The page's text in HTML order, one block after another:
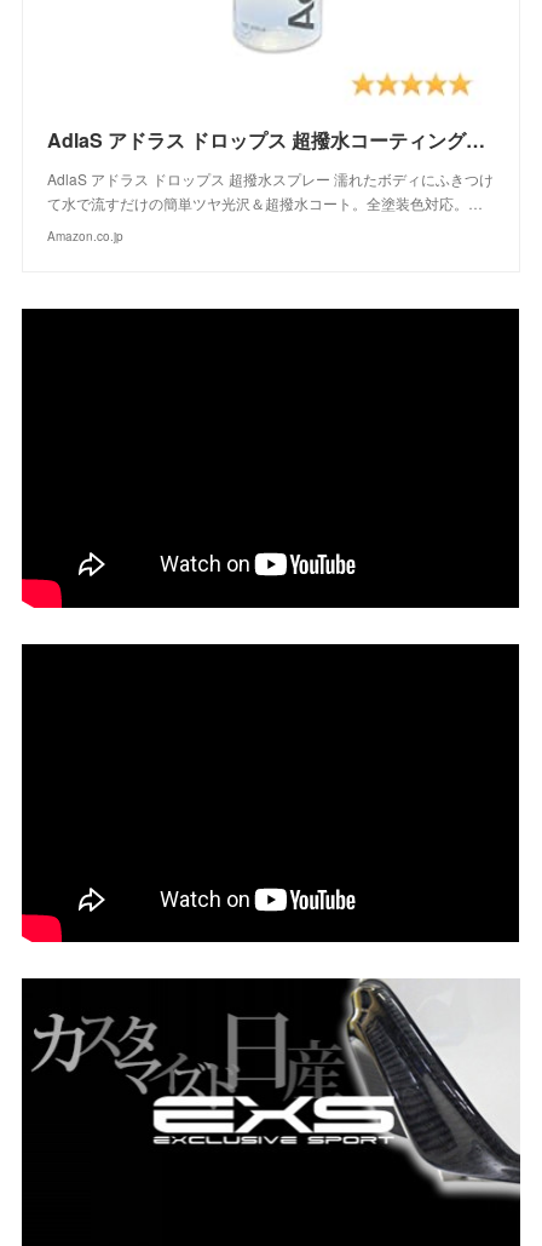
AdlaS アドラス ドロップス 超撥水コーティングスプレー C-DC-050 濡れたボディにふきつけて水で流すだけのツヤ超撥水コート 全塗装色対応
AdlaS アドラス ドロップス 超撥水スプレー 濡れたボディにふきつけ
て水で流すだけの簡単ツヤ光沢＆超撥水コート。全塗装色対応。…
Amazon.co.jp